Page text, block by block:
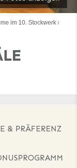
im 10. Stockwerk
PRÄFERENZ